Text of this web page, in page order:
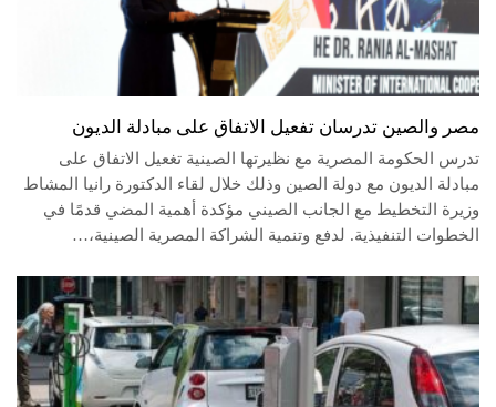
مصر والصين تدرسان تفعيل الاتفاق على مبادلة الديون
تدرس الحكومة المصرية مع نظيرتها الصينية تغعيل الاتفاق على
مبادلة الديون مع دولة الصين وذلك خلال لقاء الدكتورة رانيا المشاط
وزيرة التخطيط مع الجانب الصيني مؤكدة أهمية المضي قدمًا في
الخطوات التنفيذية. لدفع وتنمية الشراكة المصرية الصينية،…